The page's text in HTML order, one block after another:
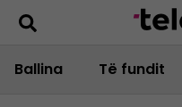
Ballina Të fundit